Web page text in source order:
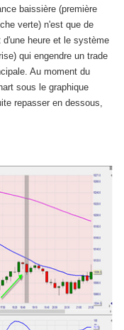
baissière (première
verte) n'est que de
heure et le système
qui engendre un trade
Au moment du
sous le graphique
repasser en dessous,